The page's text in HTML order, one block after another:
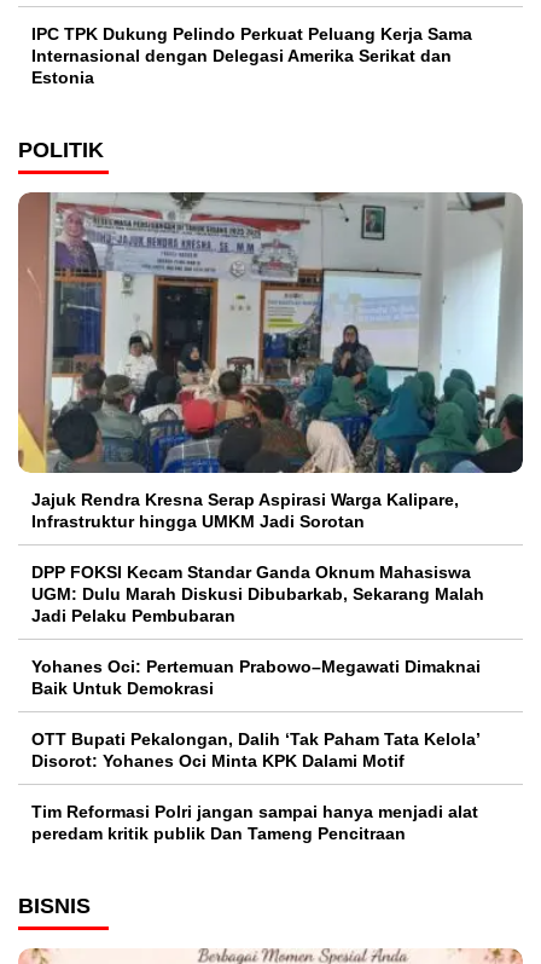
IPC TPK Dukung Pelindo Perkuat Peluang Kerja Sama
Internasional dengan Delegasi Amerika Serikat dan
Estonia
POLITIK
Jajuk Rendra Kresna Serap Aspirasi Warga Kalipare,
Infrastruktur hingga UMKM Jadi Sorotan
DPP FOKSI Kecam Standar Ganda Oknum Mahasiswa
UGM: Dulu Marah Diskusi Dibubarkab, Sekarang Malah
Jadi Pelaku Pembubaran
Yohanes Oci: Pertemuan Prabowo–Megawati Dimaknai
Baik Untuk Demokrasi
OTT Bupati Pekalongan, Dalih ‘Tak Paham Tata Kelola’
Disorot: Yohanes Oci Minta KPK Dalami Motif
Tim Reformasi Polri jangan sampai hanya menjadi alat
peredam kritik publik Dan Tameng Pencitraan
BISNIS